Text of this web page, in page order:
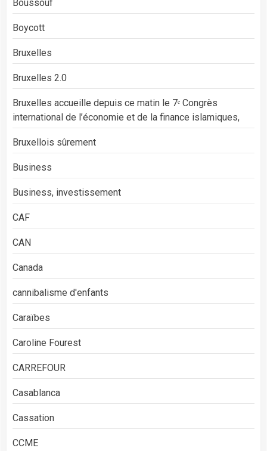
Boussouf
Boycott
Bruxelles
Bruxelles 2.0
Bruxelles accueille depuis ce matin le 7ᵉ Congrès
international de l’économie et de la finance islamiques,
Bruxellois sûrement
Business
Business, investissement
CAF
CAN
Canada
cannibalisme d'enfants
Caraïbes
Caroline Fourest
CARREFOUR
Casablanca
Cassation
CCME